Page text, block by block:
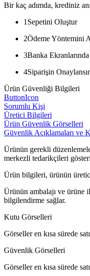
Bir kaç adımda, krediniz
1 Sepetini Oluştur
2Ödeme Yöntemini
3Banka
4Siparişin
Ürün Güvenliği Bilgileri
ButtonIcon
Sorumlu Kişi
Üretici Bilgileri
Ürün Güvenlik Görselleri
Güvenlik Açıklamaları ve
Ürünün gerekli
merkezli tedarikçileri
Ürün bilgileri, ürünün
Ürünün ambalajı ve ürüne
bilgilendirme sağlar.
Kutu Görselleri
Görseller en kısa sürede
Güvenlik Görselleri
Görseller en kısa sürede